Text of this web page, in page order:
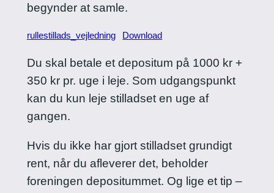
begynder at samle.
rullestillads_vejledning Download
Du skal betale et depositum på 1000 kr +
350 kr pr. uge i leje. Som udgangspunkt
kan du kun leje stilladset en uge af
gangen.
Hvis du ikke har gjort stilladset grundigt
rent, når du afleverer det, beholder
foreningen depositummet. Og lige et tip –